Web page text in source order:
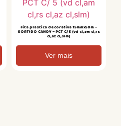
Fita plastica decorativa 15mmx50m –
SORTIDO CANDY – PCT C/ 5 (vd cl,am cl,rs
cl,az cl,slm)
Ver mais